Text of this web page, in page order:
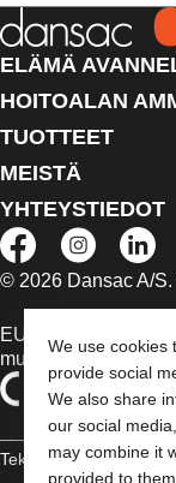
We use cookies
provide social
We also share
our social
may combine it
provided to
ELÄMÄ
HOITOALAN
TUOTTEET
MEISTÄ
YHTEYSTIEDOT
© 2026 Dansac A/
EU:n alueella
mukaan merkitty
Tekijänoikeudelliset